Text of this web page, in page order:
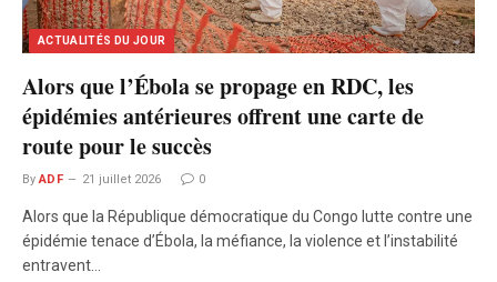
ACTUALITÉS DU JOUR
Alors que l’Ébola se propage en RDC, les
épidémies antérieures offrent une carte de
route pour le succès
By ADF 21 juillet 2026 0
Alors que la République démocratique du Congo lutte contre une
épidémie tenace d’Ébola, la méfiance, la violence et l’instabilité
entravent…